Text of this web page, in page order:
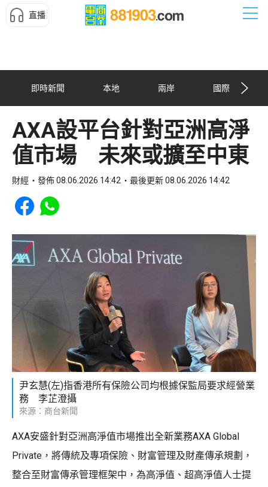
直播
即時新聞 本地 兩岸 國際
AXA設平台針對亞洲高淨
值市場 未來或擴至中東
財經 發佈 08.06.2026 14:42 最後更新 08.06.2026 14:42
Share to Facebook
Share to WhatsApp
尹玄慧(左)指香港所有保險公司均根據保監局要求經營業
務 李芷澄攝
來源：商台新聞
AXA安盛針對亞洲高淨值市場推出全新業務AXA Global
Private，將傳統及專項保險、財富管理及財產傳承規劃，
整合至財富傳承管理框架中，為高淨值、超高淨值人士提